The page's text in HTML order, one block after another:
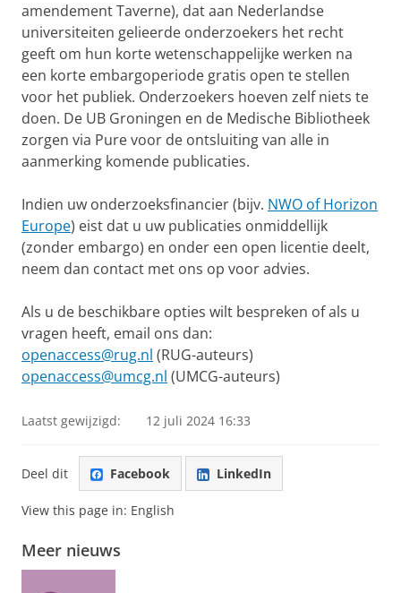
amendement Taverne), dat aan Nederlandse
universiteiten gelieerde onderzoekers het recht
geeft om hun korte wetenschappelijke werken na
een korte embargoperiode gratis open te stellen
voor het publiek. Onderzoekers hoeven zelf niets te
doen. De UB Groningen en de Medische Bibliotheek
zorgen via Pure voor de ontsluiting van alle in
aanmerking komende publicaties.
Indien uw onderzoeksfinancier (bijv. NWO of Horizon
Europe) eist dat u uw publicaties onmiddellijk
(zonder embargo) en onder een open licentie deelt,
neem dan contact met ons op voor advies.
Als u de beschikbare opties wilt bespreken of als u
vragen heeft, email ons dan:
openaccess@rug.nl (RUG-auteurs)
openaccess@umcg.nl (UMCG-auteurs)
Laatst gewijzigd: 12 juli 2024 16:33
Deel dit Facebook LinkedIn
View this page in: English
Meer nieuws